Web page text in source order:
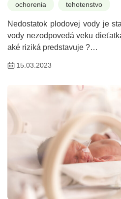
ochorenia tehotenstvo
Nedostatok plodovej vody je
vody nezodpovedá veku
aké riziká predstavuje ?…
15.03.2023